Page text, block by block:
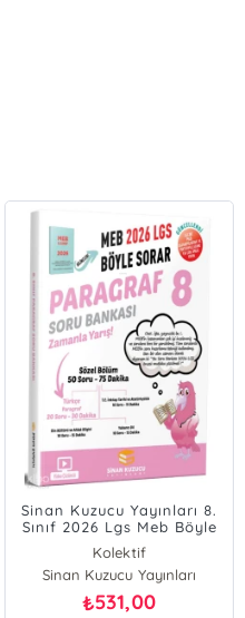
Sinan Kuzucu Yayınları 8.
Sınıf 2026 Lgs Meb Böyle
Sorar Paragraf Soru
Bankası Video Çözümlü
Kolektif
Sinan Kuzucu Yayınları
₺531,00